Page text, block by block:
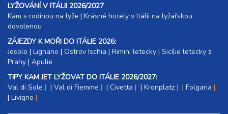
LYŽOVÁNÍ V ITÁLII 2026/2027
Kam s rodinou na lyže |​ Krásné hotely v Itálii na lyžařskou
dovolenou
ZÁJEZDY K MOŘI DO ITÁLIE 2026:
Jesolo | Lignano | Ostrov Ischia | Rimini letecky | Sicílie letecky z
Prahy | Apulie
TIPY KAM JET LYŽOVAT DO ITÁLIE 2026/2027:
Val di Sole
| Val di Fiemme | Civetta | Kronplatz | Folgaria
| Livigno